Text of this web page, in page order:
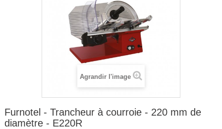
Agrandir l'image
Furnotel - Trancheur à courroie - 220 mm de
diamètre - E220R